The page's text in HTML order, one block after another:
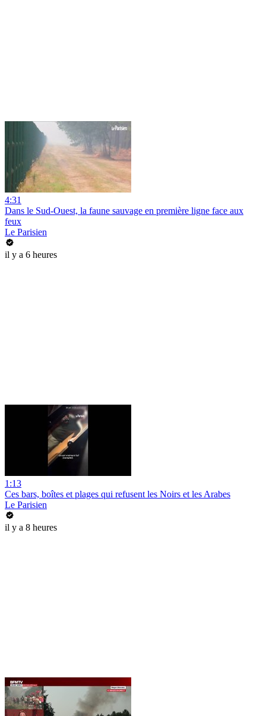
4:31
Dans le Sud-Ouest, la faune sauvage en première ligne face aux
feux
Le Parisien
il y a 6 heures
1:13
Ces bars, boîtes et plages qui refusent les Noirs et les Arabes
Le Parisien
il y a 8 heures